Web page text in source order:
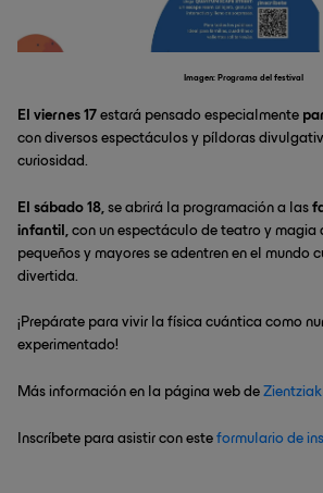
Imagen: Programa del festival
El viernes 17 estará pensado especialmente
con diversos espectáculos y píldoras
curiosidad.
El sábado 18, se abrirá la programación a las
infantil, con un espectáculo de teatro y magia
pequeños y mayores se adentren en el mundo
divertida.
¡Prepárate para vivir la física cuántica como
experimentado!
Más información en la página web de
Inscríbete para asistir con este formulario de